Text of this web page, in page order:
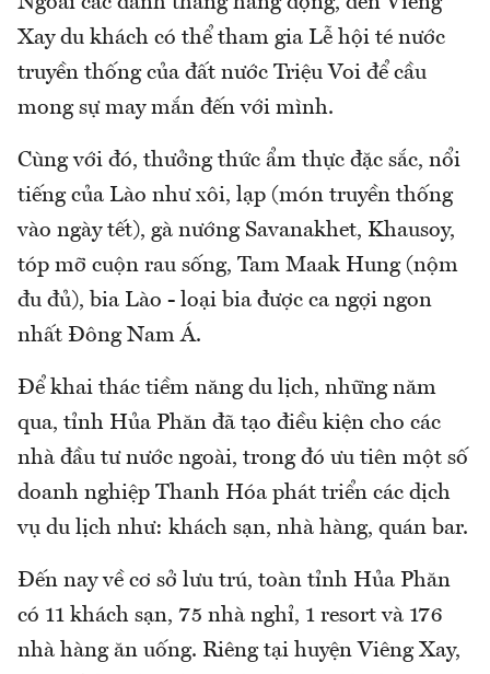
Xay du khách có thể tham gia Lễ hội té nước
truyền thống của đất nước Triệu Voi để cầu
mong sự may mắn đến với mình.
Cùng với đó, thưởng thức ẩm thực đặc sắc, nổi
tiếng của Lào như xôi, lạp (món truyền thống
vào ngày tết), gà nướng Savanakhet, Khausoy,
tóp mỡ cuộn rau sống, Tam Maak Hung (nộm
đu đủ), bia Lào - loại bia được ca ngợi ngon
nhất Đông Nam Á.
Để khai thác tiềm năng du lịch, những năm
qua, tỉnh Hủa Phăn đã tạo điều kiện cho các
nhà đầu tư nước ngoài, trong đó ưu tiên một số
doanh nghiệp Thanh Hóa phát triển các dịch
vụ du lịch như: khách sạn, nhà hàng, quán bar.
Đến nay về cơ sở lưu trú, toàn tỉnh Hủa Phăn
có 11 khách sạn, 75 nhà nghỉ, 1 resort và 176
nhà hàng ăn uống. Riêng tại huyện Viêng Xay,